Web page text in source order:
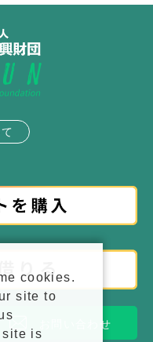
お問い合わせ
cookies.
site to
site is